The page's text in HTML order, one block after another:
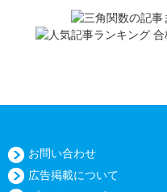
お問い合わせ
広告掲載について